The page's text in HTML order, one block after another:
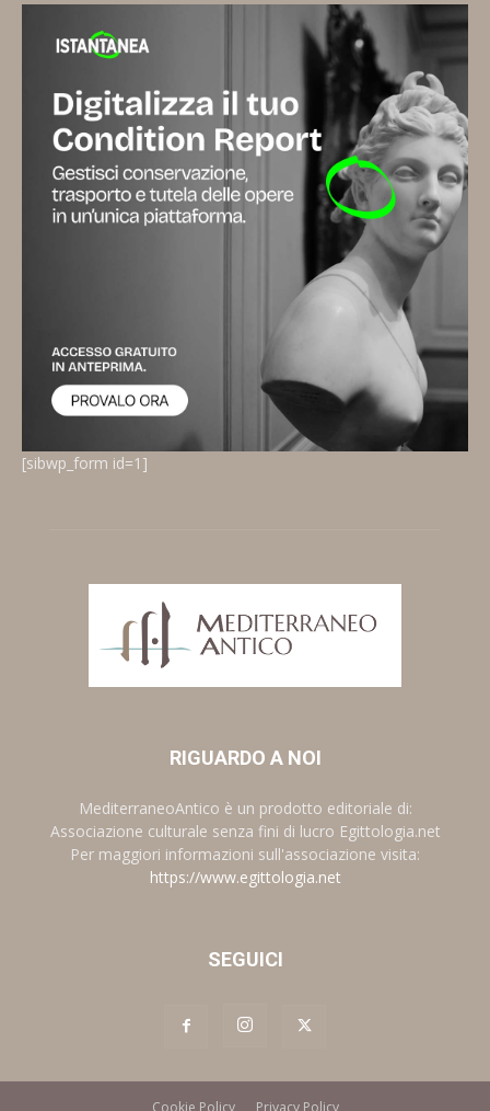
[sibwp_form id=1]
RIGUARDO A NOI
MediterraneoAntico è un prodotto editoriale di:
Associazione culturale senza fini di lucro Egittologia.net
Per maggiori informazioni sull'associazione visita:
https://www.egittologia.net
SEGUICI